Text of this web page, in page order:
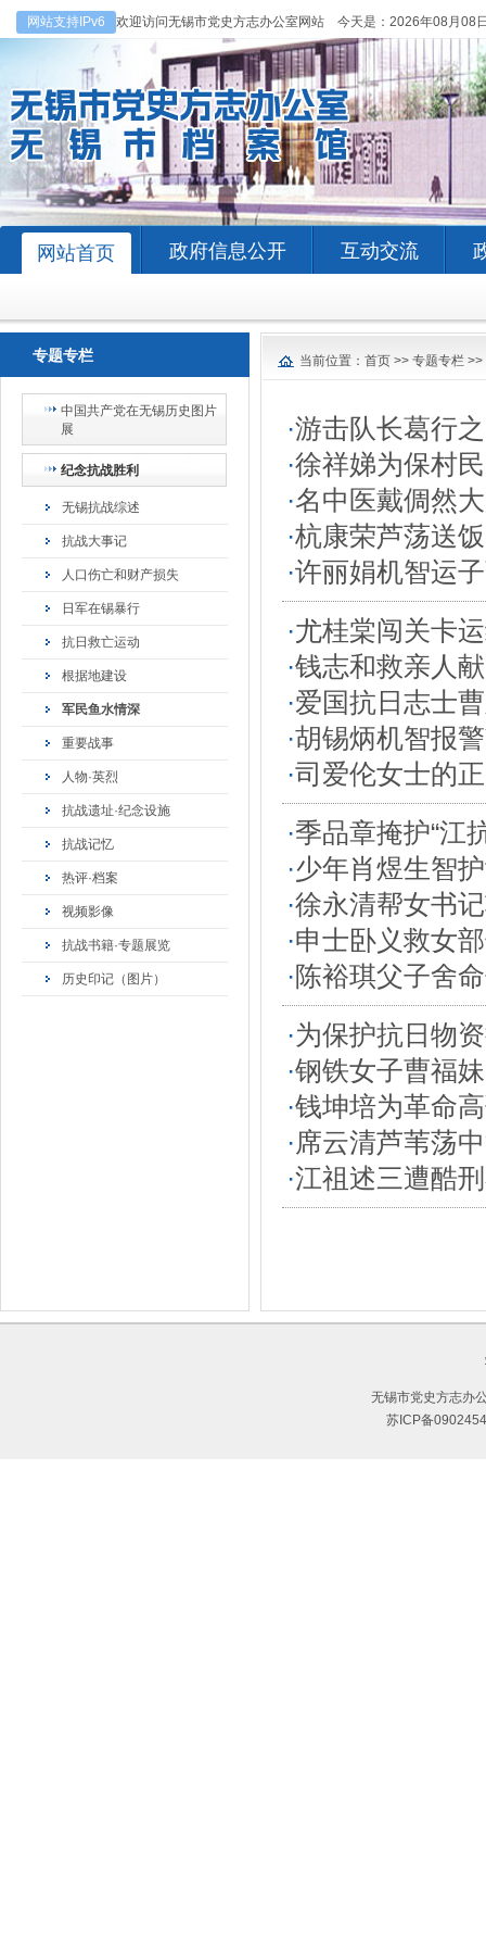
网站支持IPv6 欢迎访问无锡市党史方志办公室网站 今天是： 2026年08月08
网站首页 政府信息公开 互动交流
专题专栏
中国共产党在无锡历史图片
展
纪念抗战胜利
无锡抗战综述
抗战大事记
人口伤亡和财产损失
日军在锡暴行
抗日救亡运动
根据地建设
军民鱼水情深
重要战事
人物·英烈
抗战遗址·纪念设施
抗战记忆
热评·档案
视频影像
抗战书籍·专题展览
历史印记（图片）
当前位置： 首页 >> 专题专栏 >>
·游击队长葛行
·徐祥娣为保村
·名中医戴倜然
·杭康荣芦荡送饭
·许丽娟机智运
·尤桂棠闯关卡
·钱志和救亲人
·爱国抗日志士
·胡锡炳机智报
·司爱伦女士的
·季品章掩护“江
·少年肖煜生智
·徐永清帮女书
·申士卧义救女
·陈裕琪父子舍
·为保护抗日物
·钢铁女子曹福妹
·钱坤培为革命
·席云清芦苇荡
·江祖述三遭酷
无锡市党史方志办
苏ICP备